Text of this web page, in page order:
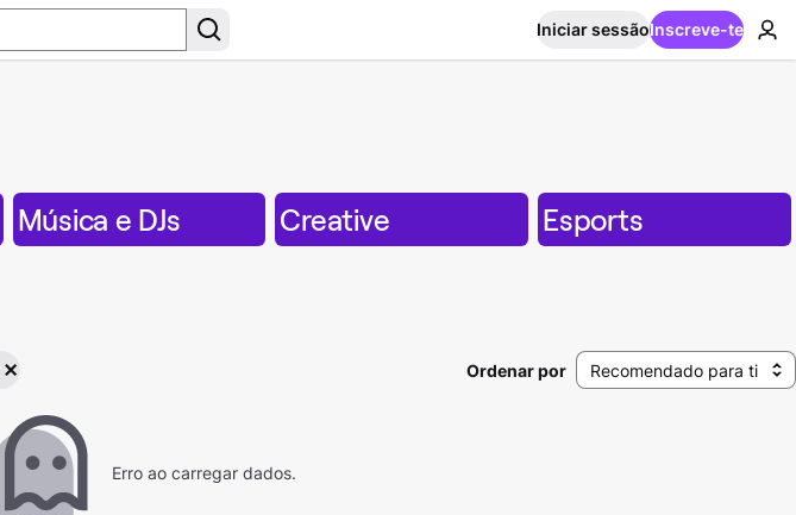
Iniciar sessãoInscreve-te
Música e DJs Creative Esports
Ordenar por Recomendado para ti
Erro ao carregar dados.